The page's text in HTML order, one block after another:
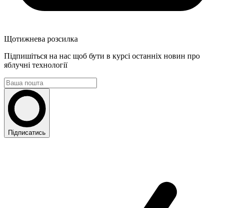
Щотижнева розсилка
Підпишіться на нас щоб бути в курсі останніх новин про
яблучні технології
Підписатись